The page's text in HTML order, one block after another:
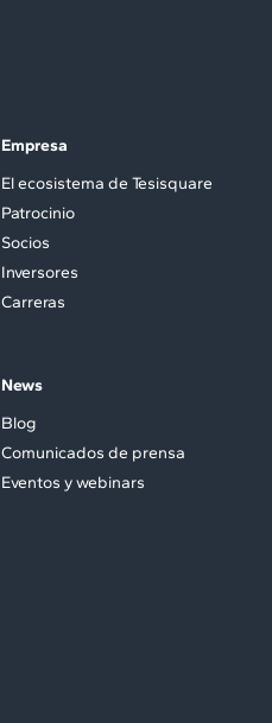
Empresa
El ecosistema de Tesisquare
Patrocinio
Socios
Inversores
Carreras
News
Blog
Comunicados de prensa
Eventos y webinars